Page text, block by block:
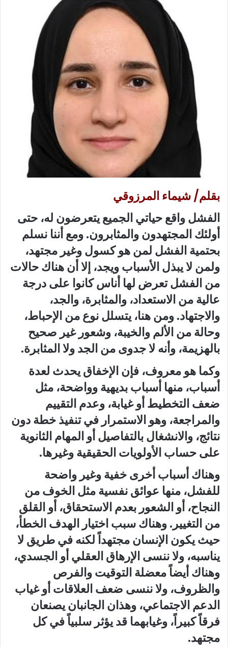
ى
ر
إ
ل
ك
ر
و
ن
بقلم/ شيماء المرزوقي
الفشل واقع حياتي الجميع يتعرضون له، حتى
أولئك المجتهدون والمثابرون. ومع أننا نسلم
بحتمية الفشل لمن هو كسول وغير مجتهد،
ولمن لا يبذل الأسباب ويجد، إلا أن هناك حالات
من الفشل تعرض لها أناس كانوا على درجة
عالية من الاستعداد، والمثابرة، والجد،
والاجتهاد. ومن هنا، يتسلل نوع من الإحباط،
وحالة من الألم والخيبة، وشعور غير صحيح
بالهزيمة، وأنه لا جدوى من الجد ولا المثابرة.
وكما هو معروف، فإن الإخفاق يحدث لعدة
أسباب، منها أسباب بديهية وواضحة، مثل
ضعف التخطيط أو غيابة، وعدم التقييم
والمراجعة، وهو الاستمرار في تنفيذ خطة دون
نتائج، والانشغال بالتفاصيل أو المهام الثانوية
على حساب الأولويات الحقيقية وغيرها.
وهناك أسباب أخرى خفية وغير واضحة
للفشل، منها عوائق نفسية مثل الخوف من
النجاح، أو الشعور بعدم الاستحقاق، أو القلق
من التغيير. وهناك سبب اختيار الهدف الخطأ،
حيث يكون الإنسان مجتهداً لكنه في طريق لا
يناسبه، ولا ننسى الإرهاق العقلي أو الجسدي،
وهناك أيضاً معضلة التوقيت والفرص
والظروف، ولا ننسى ضعف العلاقات أو غياب
الدعم الاجتماعي، وهذان الجانبان يصنعان
فرقاً كبيراً، وغيابهما قد يؤثر سلبياً في كل
مجتهد.